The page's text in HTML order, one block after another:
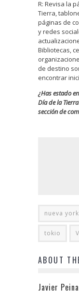
R: Revisa la
Tierra,
páginas de
y redes
Bibliotecas,
de destino
encontrar
¿Has estado
Día de la
sección de
nueva york
tokio
ABOUT
Javier